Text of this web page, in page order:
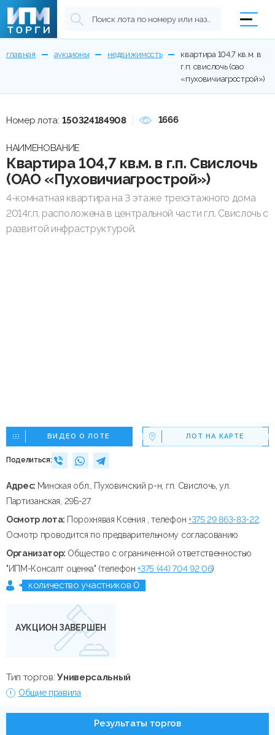
главная аукционы недвижимость
квартира 104,7 кв.м. в
г.п. свислочь (оао
«пуховичиагрострой»)
ВИДЕО О ЛОТЕ ЛОТ НА КАРТЕ
Поделиться:
Номер лота: 150324184908 1666
НАИМЕНОВАНИЕ
Квартира 104,7 кв.м. в г.п. Свислочь
(ОАО «Пуховичиагрострой»)
4-комнатная квартира на 3 этаже трехэтажного дома
2014г.п. расположена в центральной части г.п. Свислочь с
развитой инфраструктурой.
Адрес: Минская обл., Пуховичский р-н, гп. Свислочь, ул.
Партизанская, 29Б-27
Осмотр лота: Порохнявая Ксения , телефон +375 29 863-83-22.
Осмотр проводится по предварительному согласованию
Организатор: Общество с ограниченной ответственностью
"ИПМ-Консалт оценка" (телефон+375 (44) 704 92 06)
количество участников 0
АУКЦИОН ЗАВЕРШЕН
Тип торгов:Универсальный
Общие правила
Результаты торгов